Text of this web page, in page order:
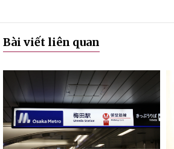
Bài viết liên quan